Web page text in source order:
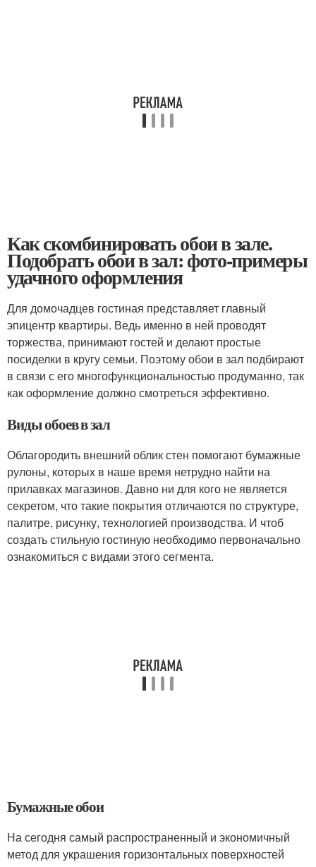
Как скомбинировать обои в зале.
Подобрать обои в зал: фото-примеры
удачного оформления
Для домочадцев гостиная представляет главный
эпицентр квартиры. Ведь именно в ней проводят
торжества, принимают гостей и делают простые
посиделки в кругу семьи. Поэтому обои в зал подбирают
в связи с его многофункциональностью продуманно, так
как оформление должно смотреться эффективно.
Виды обоев в зал
Облагородить внешний облик стен помогают бумажные
рулоны, которых в наше время нетрудно найти на
прилавках магазинов. Давно ни для кого не является
секретом, что такие покрытия отличаются по структуре,
палитре, рисунку, технологией производства. И чтоб
создать стильную гостиную необходимо первоначально
ознакомиться с видами этого сегмента.
Бумажные обои
На сегодня самый распространенный и экономичный
метод для украшения горизонтальных поверхностей